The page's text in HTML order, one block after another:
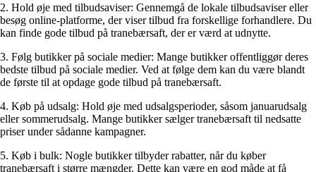
2. Hold øje med tilbudsaviser: Gennemgå de lokale tilbudsaviser eller
besøg online-platforme, der viser tilbud fra forskellige forhandlere. Du
kan finde gode tilbud på tranebærsaft, der er værd at udnytte.
3. Følg butikker på sociale medier: Mange butikker offentliggør deres
bedste tilbud på sociale medier. Ved at følge dem kan du være blandt
de første til at opdage gode tilbud på tranebærsaft.
4. Køb på udsalg: Hold øje med udsalgsperioder, såsom januarudsalg
eller sommerudsalg. Mange butikker sælger tranebærsaft til nedsatte
priser under sådanne kampagner.
5. Køb i bulk: Nogle butikker tilbyder rabatter, når du køber
tranebærsaft i større mængder. Dette kan være en god måde at få